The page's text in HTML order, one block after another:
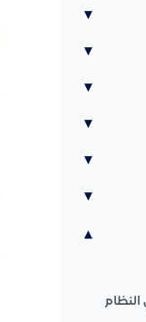
▾
▾
▾
▾
▾
▾
▾